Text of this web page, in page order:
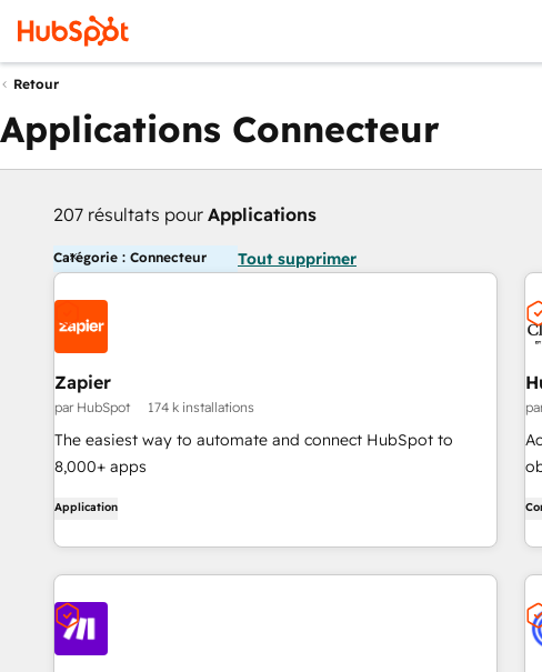
Retour
Applications Connecteur
207 résultats pour Applications
Catégorie : Connecteur Tout supprimer
Zapier
par HubSpot 174 k installations
The easiest way to automate and connect HubSpot to
8,000+ apps
Application